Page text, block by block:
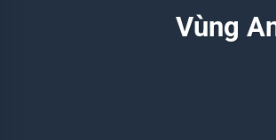
Vùng